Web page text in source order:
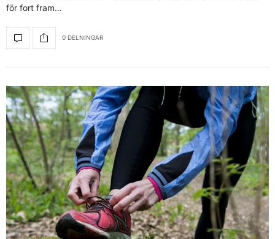
för fort fram…
0 DELNINGAR